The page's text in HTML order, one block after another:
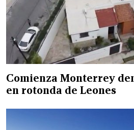
Comienza Monterrey
en rotonda de Leones